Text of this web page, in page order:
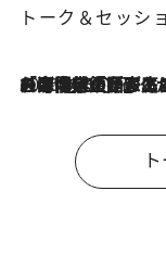
トーク＆セッシ
2026.8.3
「今後値上げがあるとすれば…」「リスクがあるのは今年の冬」エネルギー専門家が語る、ホルムズ海峡封鎖が家庭にもたらす“ある心配”